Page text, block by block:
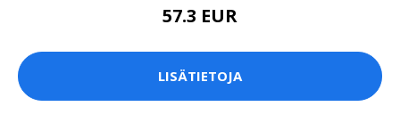
57.3 EUR
LISÄTIETOJA